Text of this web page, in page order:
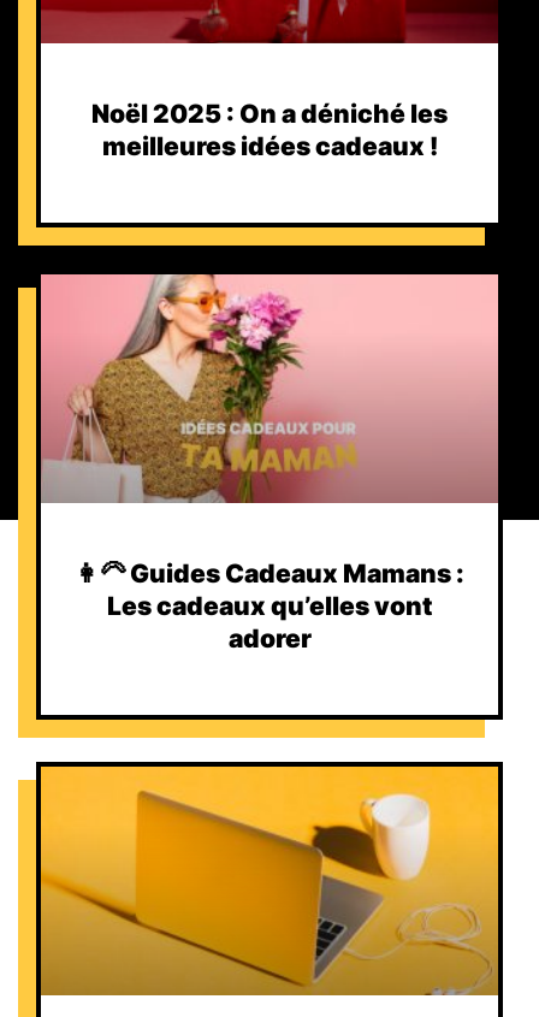
Noël 2025 : On a déniché les
meilleures idées cadeaux !
👩‍🦳 Guides Cadeaux Mamans :
Les cadeaux qu’elles vont
adorer